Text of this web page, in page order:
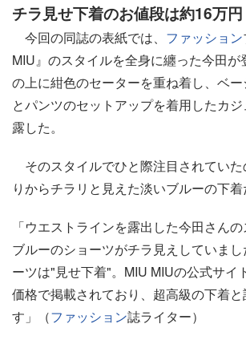
チラ見せ下着のお値段は約16万円
今回の同誌の表紙では、 ファッション
MIU』のスタイルを全身に纏った今田が
の上に紺色のセーターを重ね着し、ベー
とパンツのセットアップを着用したカ
露した。
そのスタイルでひと際注目されてい
りからチラリと見えた淡いブルーの下着
「ウエストラインを露出した今田さんの
ブルーのショーツがチラ見えしていま
ーツは"見せ下着"。MIU MIUの公式サイ
価格で掲載されており、超高級の下着と
す」（ファッション誌ライター）